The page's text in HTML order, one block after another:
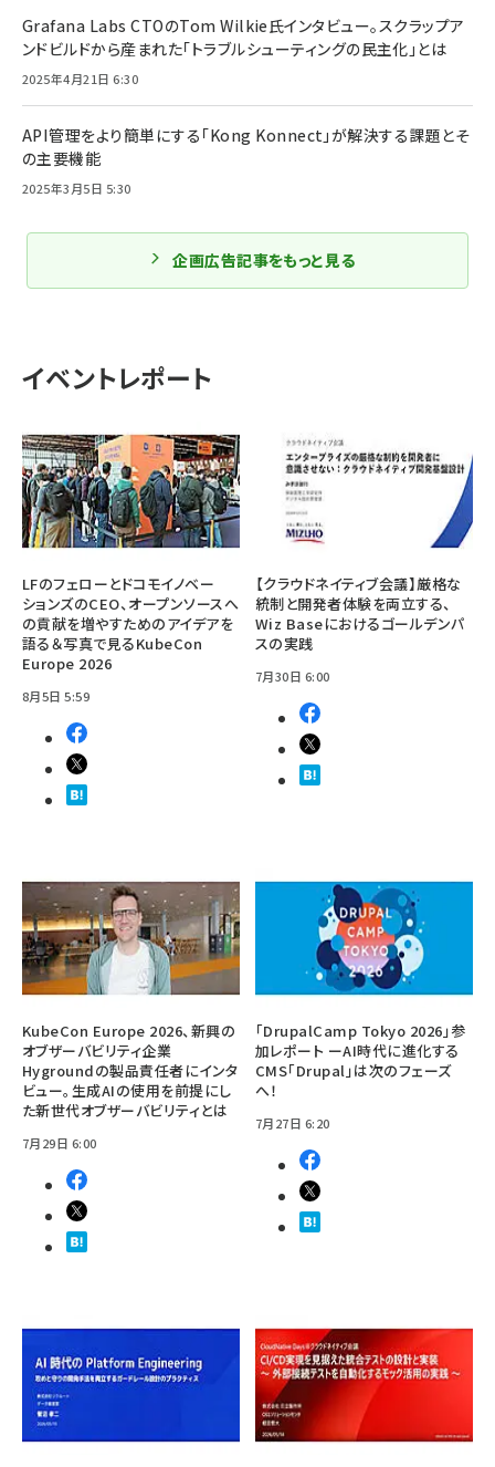
イベントレポート
LFのフェローとドコモイノベー
ションズのCEO、オープンソースへ
の貢献を増やすためのアイデアを
語る＆写真で見るKubeCon
Europe 2026
8月5日 5:59
【クラウドネイティブ会議】厳格な
統制と開発者体験を両立する、
Wiz Baseにおけるゴールデンパ
スの実践
7月30日 6:00
KubeCon Europe 2026、新興の
オブザーバビリティ企業
Hygroundの製品責任者にインタ
ビュー。生成AIの使用を前提にし
た新世代オブザーバビリティとは
7月29日 6:00
「DrupalCamp Tokyo 2026」参
加レポート ーAI時代に進化する
CMS「Drupal」は次のフェーズ
へ！
7月27日 6:20
Grafana Labs CTOのTom Wilkie氏インタビュー。スクラップア
ンドビルドから産まれた「トラブルシューティングの民主化」とは
2025年4月21日 6:30
API管理をより簡単にする「Kong Konnect」が解決する課題とそ
の主要機能
2025年3月5日 5:30
企画広告記事をもっと見る